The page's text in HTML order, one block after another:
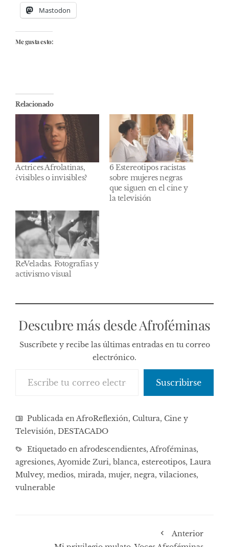
Mastodon
Me gusta esto:
Relacionado
Actrices Afrolatinas,
¿visibles o invisibles?
6 Estereotipos racistas
sobre mujeres negras
que siguen en el cine y
la televisión
ReVeladas. Fotografías y
activismo visual
Descubre más desde Afroféminas
Suscríbete y recibe las últimas entradas en tu correo
electrónico.
Suscribirse
Publicada en AfroReflexión, Cultura, Cine y
Televisión, DESTACADO
Etiquetado en afrodescendientes, Afroféminas,
agresiones, Ayomide Zuri, blanca, estereotipos, Laura
Mulvey, medios, mirada, mujer, negra, vilaciones,
vulnerable
Anterior